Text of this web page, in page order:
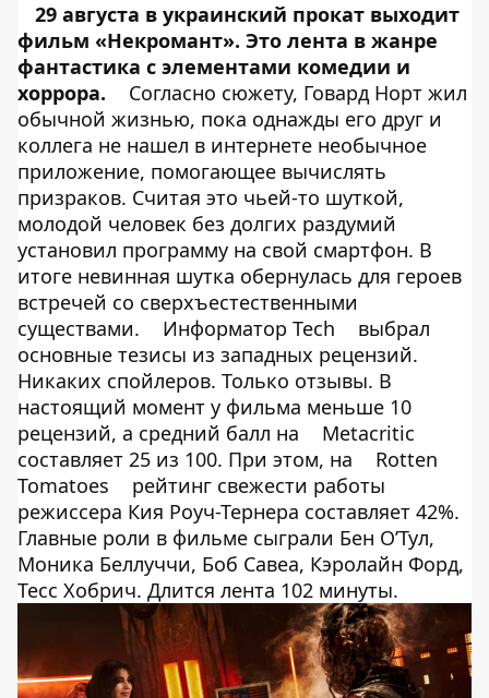
29 августа в украинский прокат выходит
фильм «Некромант». Это лента в жанре
фантастика с элементами комедии и
хоррора.
Согласно сюжету, Говард Норт жил
обычной жизнью, пока однажды его друг и
коллега не нашел в интернете необычное
приложение, помогающее вычислять
призраков. Считая это чьей-то шуткой,
молодой человек без долгих раздумий
установил программу на свой смартфон. В
итоге невинная шутка обернулась для героев
встречей со сверхъестественными
существами.
Информатор Tech
выбрал
основные тезисы из западных рецензий.
Никаких спойлеров. Только отзывы. В
настоящий момент у фильма меньше 10
рецензий, а средний балл на
Metacritic
составляет 25 из 100. При этом, на
Rotten
Tomatoes
рейтинг свежести работы
режиссера Кия Роуч-Тернера составляет 42%.
Главные роли в фильме сыграли Бен О’Тул,
Моника Беллуччи, Боб Савеа, Кэролайн Форд,
Тесс Хобрич. Длится лента 102 минуты.